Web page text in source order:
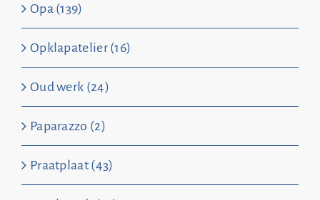
Opa (139)
Opklapatelier (16)
Oud werk (24)
Paparazzo (2)
Praatplaat (43)